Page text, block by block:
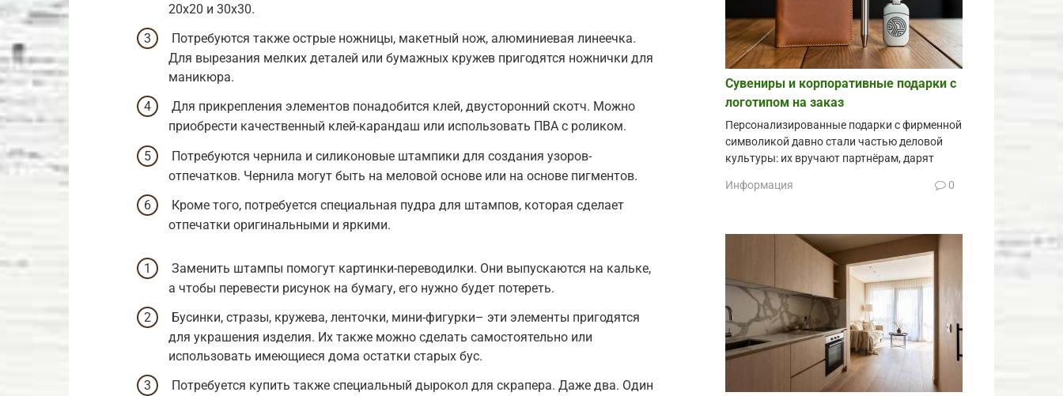
20х20 и 30х30.
Потребуются также острые ножницы, макетный нож, алюминиевая линеечка.
Для вырезания мелких деталей или бумажных кружев пригодятся ножнички для
маникюра.
Для прикрепления элементов понадобится клей, двусторонний скотч. Можно
приобрести качественный клей-карандаш или использовать ПВА с роликом.
Потребуются чернила и силиконовые штампики для создания узоров-
отпечатков. Чернила могут быть на меловой основе или на основе пигментов.
Кроме того, потребуется специальная пудра для штампов, которая сделает
отпечатки оригинальными и яркими.
Заменить штампы помогут картинки-переводилки. Они выпускаются на кальке,
а чтобы перевести рисунок на бумагу, его нужно будет потереть.
Бусинки, стразы, кружева, ленточки, мини-фигурки– эти элементы пригодятся
для украшения изделия. Их также можно сделать самостоятельно или
использовать имеющиеся дома остатки старых бус.
Потребуется купить также специальный дырокол для скрапера. Даже два. Один
Сувениры и корпоративные подарки с
логотипом на заказ
Персонализированные подарки с фирменной
символикой давно стали частью деловой
культуры: их вручают партнёрам, дарят
Информация 0